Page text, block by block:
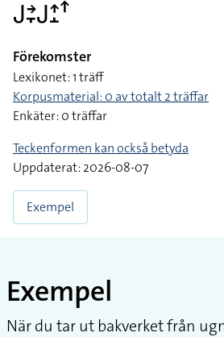
􌤢􌥔􌥙􌤢􌤴􌤸􌦃
Förekomster
Lexikonet: 1 träff
Korpusmaterial: 0 av totalt 2 träffar
Enkäter: 0 träffar
Teckenformen kan också betyda
Uppdaterat: 2026-08-07
Exempel
Exempel
När du tar ut bakverket från